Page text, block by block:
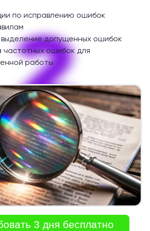
2
по исправлению ошибок
выделение допущенных ошибок
частотных ошибок для
работы
3 дня бесплатно